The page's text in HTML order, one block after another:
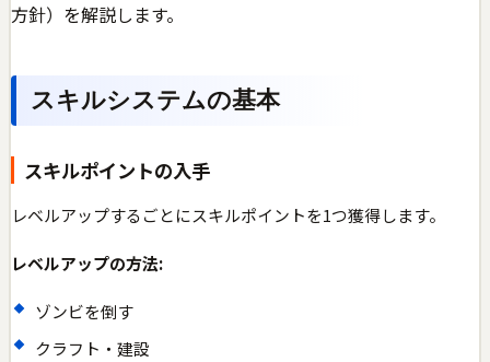
方針）を解説します。
スキルシステムの基本
スキルポイントの入手
レベルアップするごとにスキルポイントを1つ獲得します。
レベルアップの方法:
ゾンビを倒す
クラフト・建設